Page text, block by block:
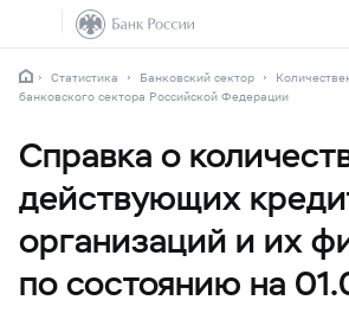
Статистика Банковский сектор
банковского сектора Российской Федерации
Справка о
действующих
организаций и их
по состоянию на